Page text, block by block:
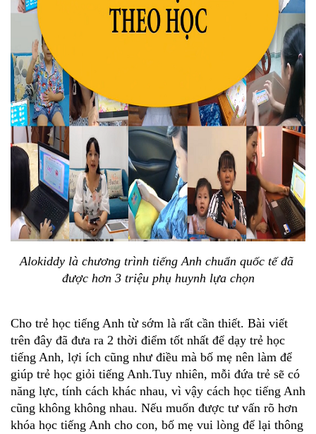
Alokiddy là chương trình tiếng Anh chuẩn quốc tế đã
được hơn 3 triệu phụ huynh lựa chọn
Cho trẻ học tiếng Anh từ sớm là rất cần thiết. Bài viết
trên đây đã đưa ra 2 thời điểm tốt nhất để dạy trẻ học
tiếng Anh, lợi ích cũng như điều mà bố mẹ nên làm để
giúp trẻ học giỏi tiếng Anh.Tuy nhiên, mỗi đứa trẻ sẽ có
năng lực, tính cách khác nhau, vì vậy cách học tiếng Anh
cũng không không nhau. Nếu muốn được tư vấn rõ hơn
khóa học tiếng Anh cho con, bố mẹ vui lòng để lại thông